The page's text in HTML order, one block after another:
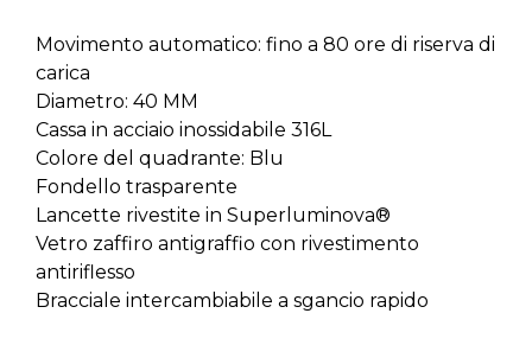
Movimento automatico: fino a 80 ore di riserva di
carica
Diametro: 40 MM
Cassa in acciaio inossidabile 316L
Colore del quadrante: Blu
Fondello trasparente
Lancette rivestite in Superluminova®
Vetro zaffiro antigraffio con rivestimento
antiriflesso
Bracciale intercambiabile a sgancio rapido